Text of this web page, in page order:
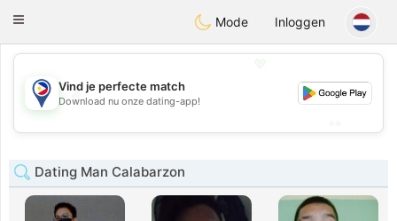
PhilippinesChat
Toggle
Mode Inloggen
💖
💕
Vind je perfecte match
Download nu onze dating-app!
Dating Man Calabarzon